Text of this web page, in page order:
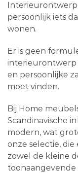
persoonlijk iets
wonen.
Er is geen
interieurontwerp
en persoonlijke
moet vinden.
Bij Home
Scandinavische
modern, wat
onze selectie, die
zowel de kleine
toonaangevende